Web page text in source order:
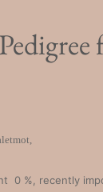
0 %, recently